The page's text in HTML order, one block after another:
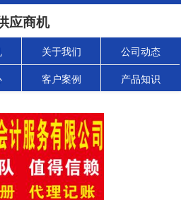
应商机
关于我们 公司动态
客户案例 产品知识